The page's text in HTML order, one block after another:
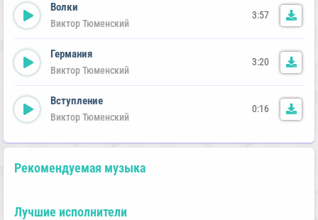
Волки
Виктор Тюменский
3:57
Германия
Виктор Тюменский
3:20
Вступление
Виктор Тюменский
0:16
Рекомендуемая музыка
Лучшие исполнители